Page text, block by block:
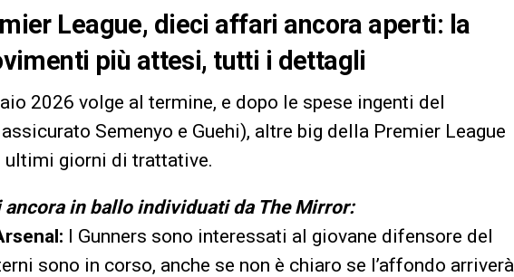
League, dieci affari ancora aperti: la
più attesi, tutti i dettagli
2026 volge al termine, e dopo le spese ingenti del
Semenyo e Guehi), altre big della Premier League
ultimi giorni di trattative.
in ballo individuati da The Mirror:
I Gunners sono interessati al giovane difensore del
sono in corso, anche se non è chiaro se l’affondo arriverà